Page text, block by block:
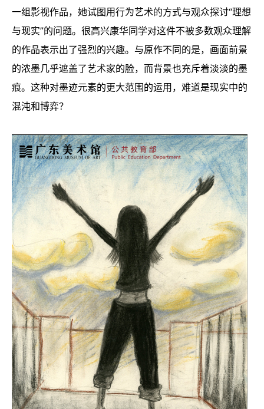
一组影视作品，她试图用行为艺术的方式与观众探讨“理想
与现实”的问题。很高兴康华同学对这件不被多数观众理解
的作品表示出了强烈的兴趣。与原作不同的是，画面前景
的浓墨几乎遮盖了艺术家的脸，而背景也充斥着淡淡的墨
痕。这种对墨迹元素的更大范围的运用，难道是现实中的
混沌和博弈？